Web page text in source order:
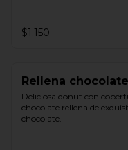
$1.150
Rellena chocolate
Deliciosa donut con
chocolate rellena de
chocolate.